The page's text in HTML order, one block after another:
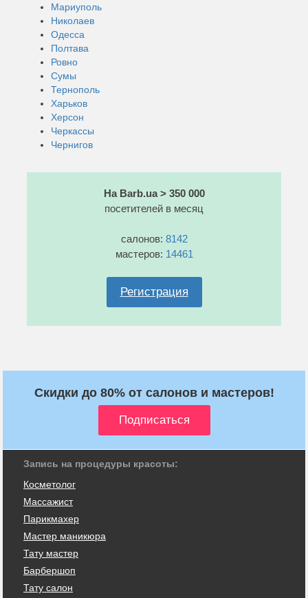
Мариуполь
Николаев
Одесса
Полтава
Ровно
Сумы
Тернополь
Харьков
Херсон
Черкассы
Чернигов
На Barb.ua > 350 000
посетителей в месяц
салонов: 8142
мастеров: 14461
Регистрация
Скидки до 80% от салонов и мастеров!
Запись на процедуры красоты:
Косметолог
Массажист
Парикмахер
Мастер маникюра
Тату мастер
Барбершоп
Тату салон